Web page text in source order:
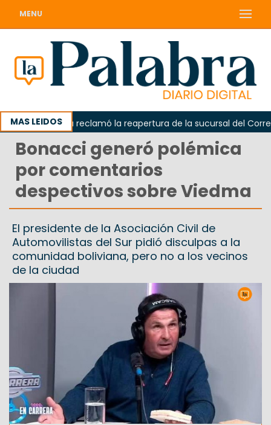
MENU
MAS LEIDOS
Odarda reclamó la reapertura de la sucursal del Correo
Bonacci generó polémica
por comentarios
despectivos sobre Viedma
El presidente de la Asociación Civil de
Automovilistas del Sur pidió disculpas a la
comunidad boliviana, pero no a los vecinos
de la ciudad